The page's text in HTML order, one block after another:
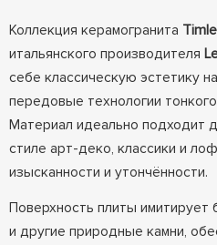
Коллекция керамогранита
итальянского производителя
себе классическую эстетику
передовые технологии
Материал идеально подходит
стиле арт-деко, классики и
изысканности и утончённости.
Поверхность плиты имитирует
и другие природные камни,